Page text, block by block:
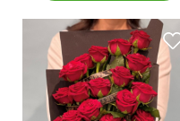
Цветы выложенны